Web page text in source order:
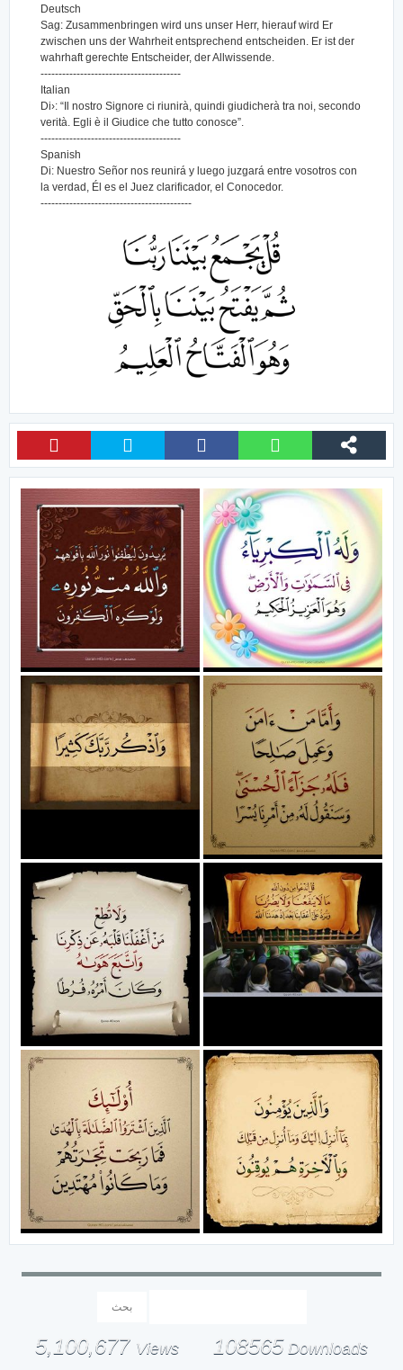
Deutsch
Sag: Zusammenbringen wird uns unser Herr, hierauf wird Er
zwischen uns der Wahrheit entsprechend entscheiden. Er ist der
wahrhaft gerechte Entscheider, der Allwissende.
---------------------------------------
Italian
Di›: “Il nostro Signore ci riunirà, quindi giudicherà tra noi, secondo
verità. Egli è il Giudice che tutto conosce”.
---------------------------------------
Spanish
Di: Nuestro Señor nos reunirá y luego juzgará entre vosotros con
la verdad, Él es el Juez clarificador, el Conocedor.
------------------------------------------
5,100,677Views 108565 Downloads